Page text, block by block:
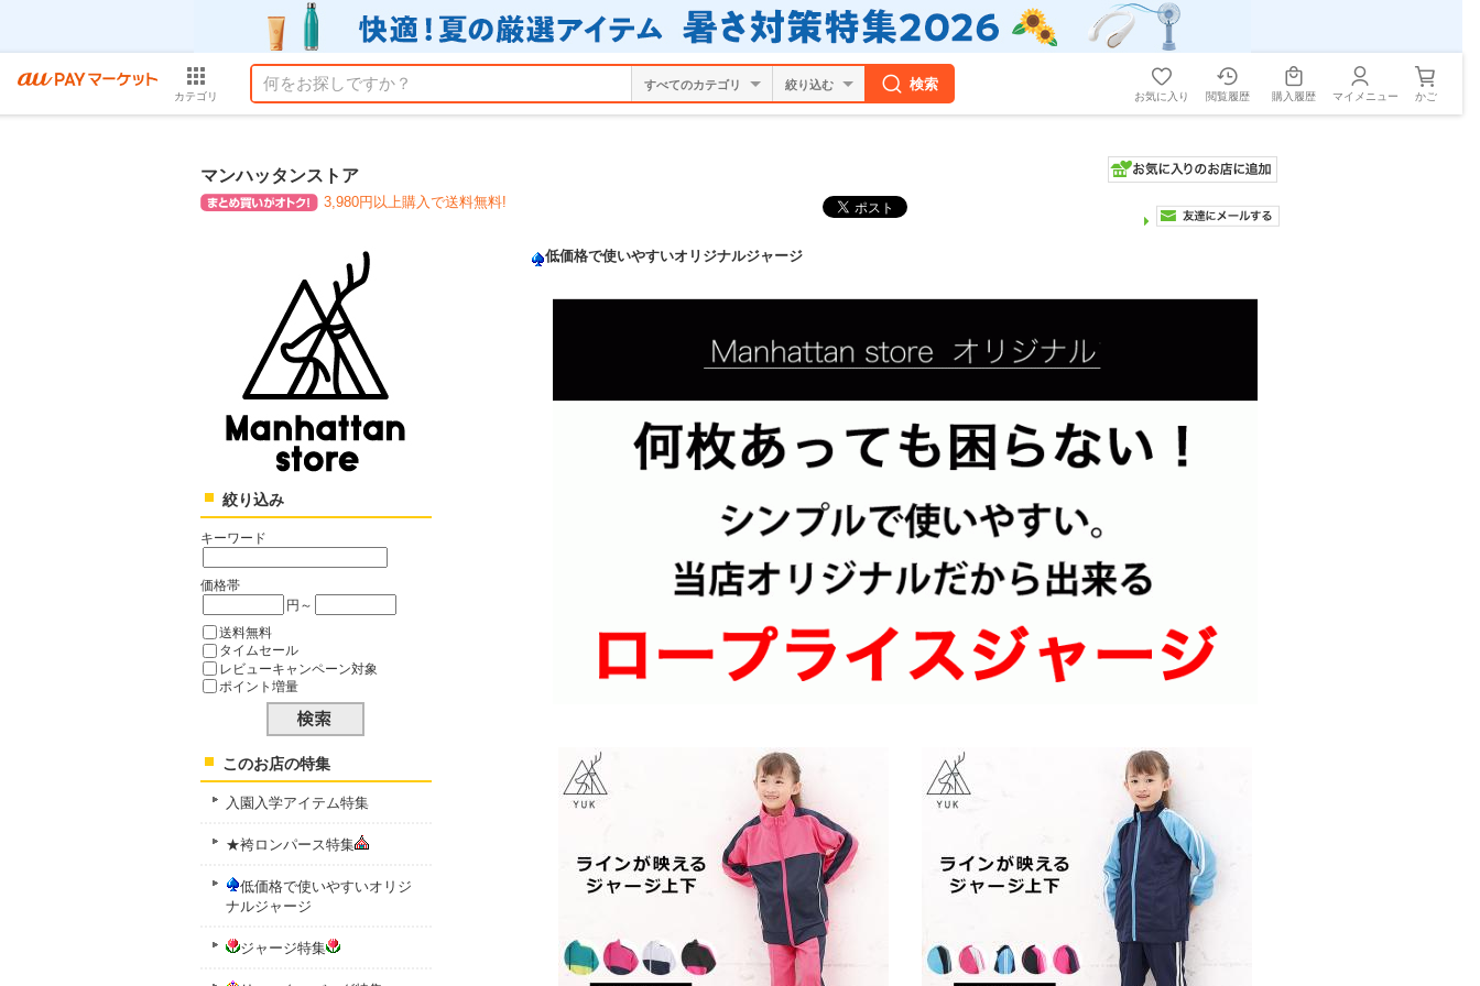
カテゴリ
絞り込む 検索
お気に入り 閲覧履歴 購入履歴 マイメニュー かご
マンハッタンストア
3,980円以上購入で送料無料!
低価格で使いやすいオリジナルジャージ
絞り込み
キーワード
価格帯
円～
送料無料
タイムセール
レビューキャンペーン対象
ポイント増量
このお店の特集
入園入学アイテム特集
★袴ロンパース特集
低価格で使いやすいオリジ
ナルジャージ
ジャージ特集